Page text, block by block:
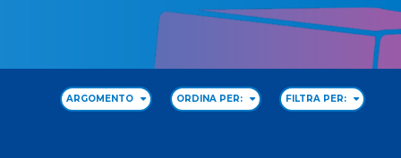
ARGOMENTO ORDINA PER: FILTRA PER: